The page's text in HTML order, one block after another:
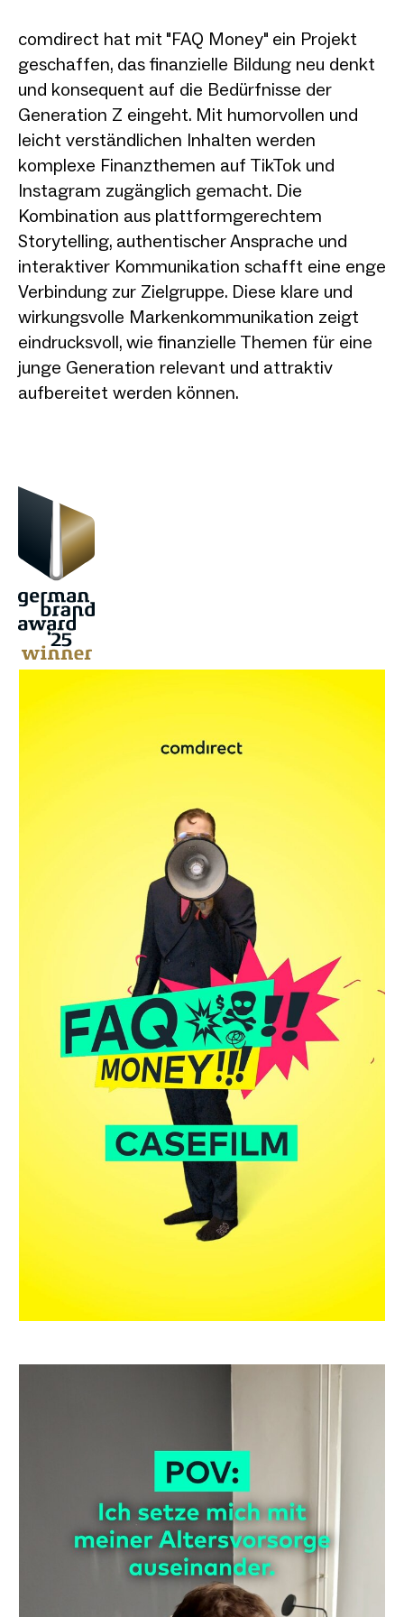
comdirect hat mit "FAQ Money" ein Projekt
geschaffen, das finanzielle Bildung neu denkt
und konsequent auf die Bedürfnisse der
Generation Z eingeht. Mit humorvollen und
leicht verständlichen Inhalten werden
komplexe Finanzthemen auf TikTok und
Instagram zugänglich gemacht. Die
Kombination aus plattformgerechtem
Storytelling, authentischer Ansprache und
interaktiver Kommunikation schafft eine enge
Verbindung zur Zielgruppe. Diese klare und
wirkungsvolle Markenkommunikation zeigt
eindrucksvoll, wie finanzielle Themen für eine
junge Generation relevant und attraktiv
aufbereitet werden können.